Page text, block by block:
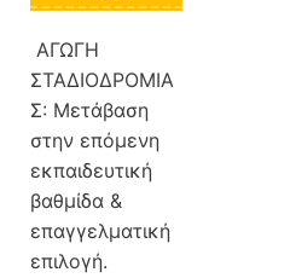
ΑΓΩΓΗ
ΣΤΑΔΙΟΔΡΟΜΙΑ
Σ: Μετάβαση
στην επόμενη
εκπαιδευτική
βαθμίδα &
επαγγελματική
επιλογή.